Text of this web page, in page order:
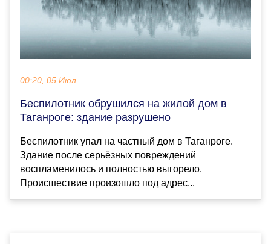
00:20, 05 Июл
Беспилотник обрушился на жилой дом в
Таганроге: здание разрушено
Беспилотник упал на частный дом в Таганроге.
Здание после серьёзных повреждений
воспламенилось и полностью выгорело.
Происшествие произошло под адрес...